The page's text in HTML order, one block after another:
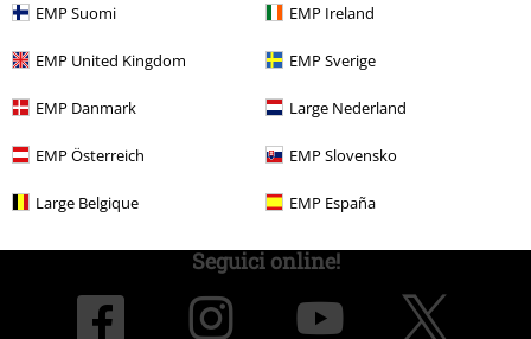
EMP Suomi EMP Ireland
EMP United Kingdom EMP Sverige
EMP Danmark Large Nederland
EMP Österreich EMP Slovensko
Large Belgique EMP España
Sostenibilità
Seguici online!